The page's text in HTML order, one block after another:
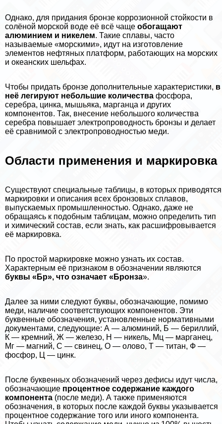
Однако, для придания бронзе коррозионной стойкости в
солёной морской воде её всё чаще обогащают
алюминием и никелем. Такие сплавы, часто
называемые «морскими», идут на изготовление
элементов нефтяных платформ, работающих на морских
и океанских шельфах.
Чтобы придать бронзе дополнительные хаpaктеристики, в
неё легируют небольшие количества фосфора,
серебра, цинка, мышьяка, марганца и других
компонентов. Так, внесение небольшого количества
серебра повышает электропроводность бронзы и делает
её сравнимой с электропроводностью меди.
Области применения и маркировка
Существуют специальные таблицы, в которых приводятся
маркировки и описания всех бронзовых сплавов,
выпускаемых промышленностью. Однако, даже не
обращаясь к подобным таблицам, можно определить тип
и химический состав, если знать, как расшифровывается
её маркировка.
По простой маркировке можно узнать их состав.
Хаpaктерным её признаком в обозначении являются
буквы «Бр», что означает «Бронза».
Далее за ними следуют буквы, обозначающие, помимо
меди, наличие соответствующих компонентов. Эти
буквенные обозначения, установленные нормативными
документами, следующие: А — алюминий, Б — бериллий,
К — кремний, Ж — железо, Н — никель, Мц — марганец,
Мг — магний, С — свинец, О — олово, Т — титан, Ф —
фосфор, Ц — цинк.
После буквенных обозначений через дефисы идут числа,
обозначающие процентное содержание каждого
компонента (после меди). А также применяются
обозначения, в которых после каждой буквы указывается
процентное содержание того или иного компонента.